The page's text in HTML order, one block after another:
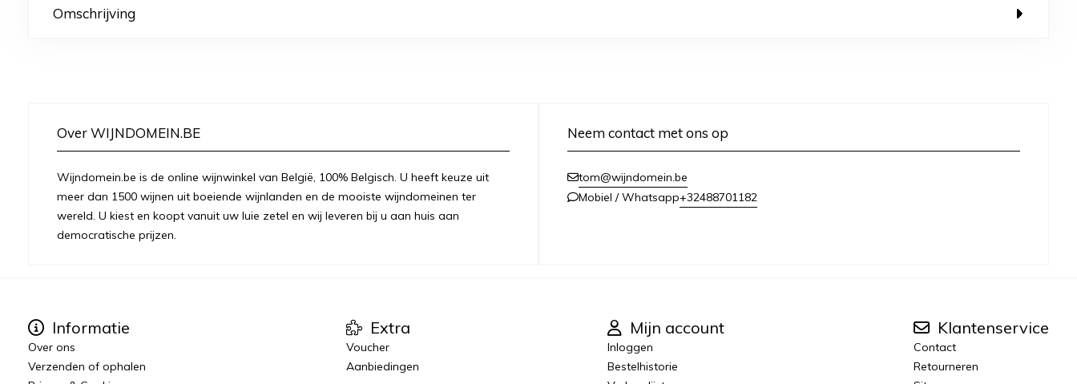
Omschrijving
Over WIJNDOMEIN.BE
Wijndomein.be is de online wijnwinkel van België, 100% Belgisch. U heeft keuze uit
meer dan 1500 wijnen uit boeiende wijnlanden en de mooiste wijndomeinen ter
wereld. U kiest en koopt vanuit uw luie zetel en wij leveren bij u aan huis aan
democratische prijzen.
Neem contact met ons op
tom@wijndomein.be
Mobiel / Whatsapp+32488701182
Informatie
Over ons
Verzenden of ophalen
Extra
Voucher
Aanbiedingen
Mijn account
Inloggen
Bestelhistorie
Klantenservice
Contact
Retourneren